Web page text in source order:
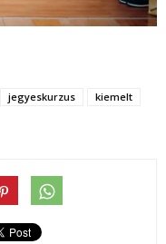
jegyeskurzus
kiemelt